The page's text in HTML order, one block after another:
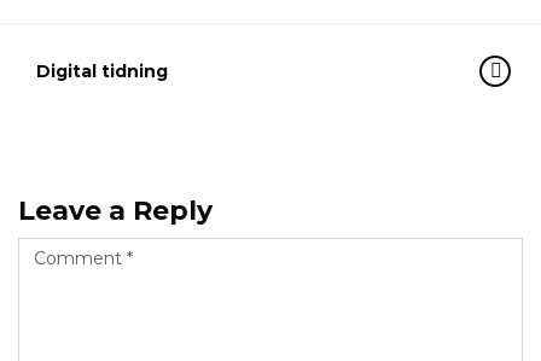
Digital tidning
Leave a Reply